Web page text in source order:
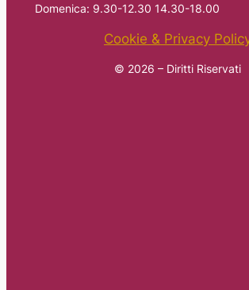
Domenica: 9.30-12.30 14.30-18.00
Cookie & Privacy
© 2026 – Diritti Riservati